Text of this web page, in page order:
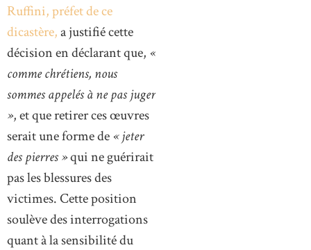
Ruffini, préfet de ce
dicastère,a justifié cette
décision en déclarant que, «
comme chrétiens, nous
sommes appelés à ne pas juger
», et que retirer ces œuvres
serait une forme de« jeter
des pierres »qui ne guérirait
pas les blessures des
victimes. Cette position
soulève des interrogations
quant à la sensibilité du